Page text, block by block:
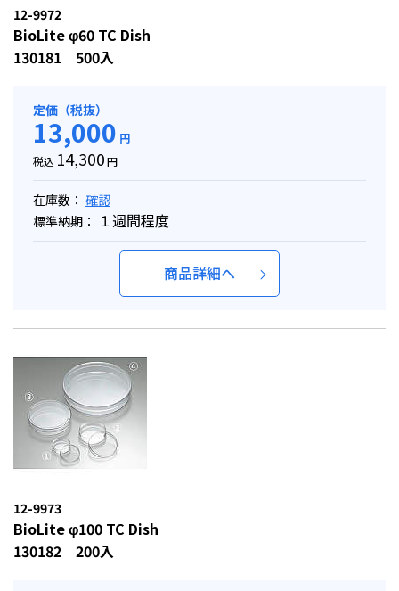
12-9972
BioLite φ60 TC Dish
130181 500入
定価（税抜）
13,000 円
税込 14,300円
在庫数： 確認
標準納期：
１週間程度
商品詳細へ
12-9973
BioLite φ100 TC Dish
130182 200入